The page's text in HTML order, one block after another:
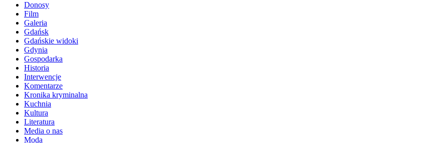
Donosy
Film
Galeria
Gdańsk
Gdańskie widoki
Gdynia
Gospodarka
Historia
Interwencje
Komentarze
Kronika kryminalna
Kuchnia
Kultura
Literatura
Media o nas
Moda